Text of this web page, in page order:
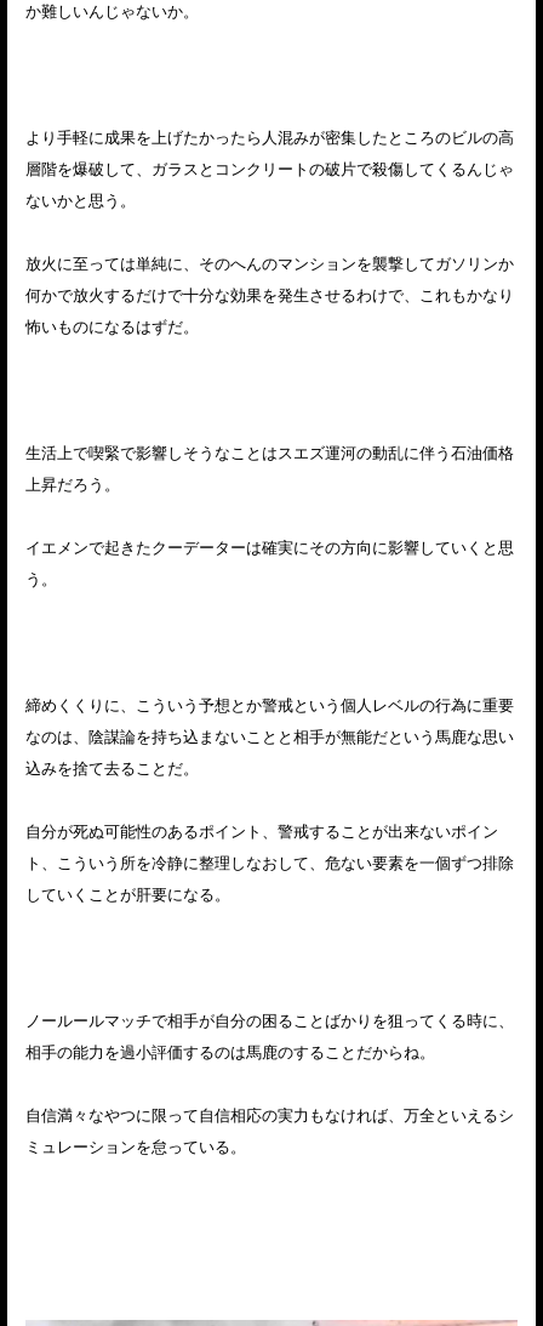
か難しいんじゃないか。
より手軽に成果を上げたかったら人混みが密集したところのビルの高
層階を爆破して、ガラスとコンクリートの破片で殺傷してくるんじゃ
ないかと思う。
放火に至っては単純に、そのへんのマンションを襲撃してガソリンか
何かで放火するだけで十分な効果を発生させるわけで、これもかなり
怖いものになるはずだ。
生活上で喫緊で影響しそうなことはスエズ運河の動乱に伴う石油価格
上昇だろう。
イエメンで起きたクーデーターは確実にその方向に影響していくと思
う。
締めくくりに、こういう予想とか警戒という個人レベルの行為に重要
なのは、陰謀論を持ち込まないことと相手が無能だという馬鹿な思い
込みを捨て去ることだ。
自分が死ぬ可能性のあるポイント、警戒することが出来ないポイン
ト、こういう所を冷静に整理しなおして、危ない要素を一個ずつ排除
していくことが肝要になる。
ノールールマッチで相手が自分の困ることばかりを狙ってくる時に、
相手の能力を過小評価するのは馬鹿のすることだからね。
自信満々なやつに限って自信相応の実力もなければ、万全といえるシ
ミュレーションを怠っている。